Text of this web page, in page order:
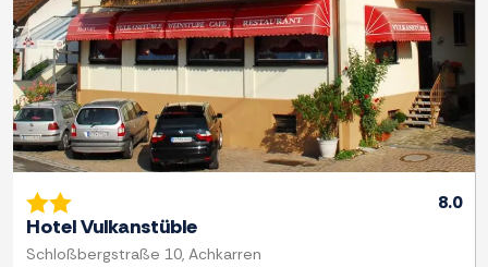
8.0
Hotel Vulkanstüble
Schloßbergstraße 10, Achkarren